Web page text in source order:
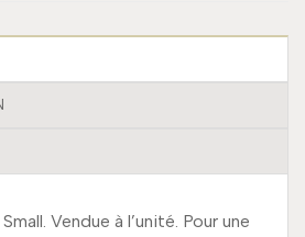
Vendue à l’unité. Pour une